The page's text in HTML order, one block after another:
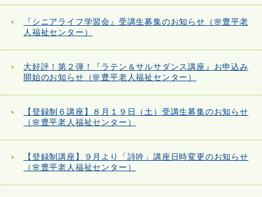
『シニアライフ学習会』受講生募集のお知らせ（🌸豊平老
人福祉センター）
大好評！第２弾！『ラテン＆サルサダンス講座』お申込み
開始のお知らせ（🌸豊平老人福祉センター）
【登録制６講座】８月１９日（土）受講生募集のお知らせ
（🌸豊平老人福祉センター）
【登録制講座】９月より「詩吟」講座日時変更のお知らせ
（🌸豊平老人福祉センター）